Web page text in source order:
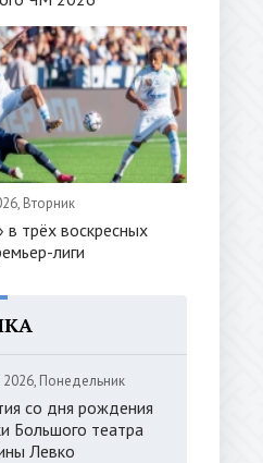
Вторник
в трёх воскресных
лиги
2026, Понедельник
со дня рождения
Большого театра
Левко